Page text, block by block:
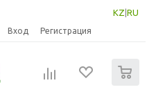
KZ RU
Вход Регистрация